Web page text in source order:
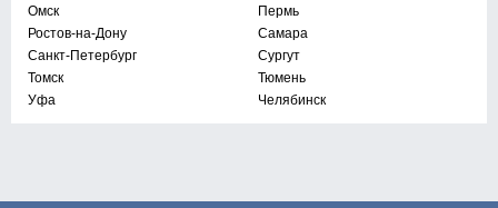
Омск
Пермь
Ростов-на-Дону
Самара
Санкт-Петербург
Сургут
Томск
Тюмень
Уфа
Челябинск